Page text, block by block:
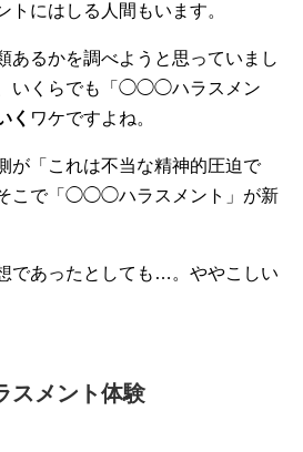
トにはしる人間もいます。
あるかを調べようと思っていまし
いくらでも「◯◯◯ハラスメン
く ワケですよね。
が「これは不当な精神的圧迫で
こで「◯◯◯ハラスメント」が新
であったとしても…。ややこしい
スメント体験